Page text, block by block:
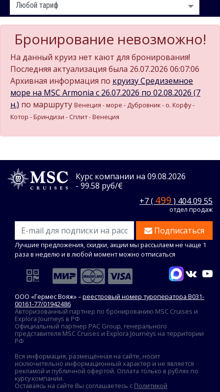
Бронирование невозможно!
На данный круиз нет кают для бронирования!
Последняя актуализация была 26.07.2026 06:07:06
Архивная информация по круизу Средиземное
море на MSC Armonia c 26.07.2026 по 02.08.2026 (7
н.) по маршруту Венеция - море - Дубровник - о. Корфу -
Котор - Бриндизи - Сплит - Венеция
Курс компании на 09.08.2026
- 99.58 руб/€
+7 ( 499 ) 404 09 55
отдел продаж
Подписаться
Лучшие предложения, скидки, акции мы рассылаем не чаще 1
раза в неделю и в любой момент можно отписаться
ООО «Гермес Вояж» –реестровый номер туроператора В031-
00161-77/01942486
Авторизованный партнер по бронированию MSC Cruises и
Explora Journeys в РФ
Официальный партнер PAC Group, генерального
представителя MSC Cruises и Explora Journeys на территории
РФ
Вся информация, размещённая на сайте, носит
исключительно информационный характер и не является
рекламой и публичной офертой. Оплата только в рублях по
курсу компании.
Оставаясь на сайте Вы соглашаетесь с Политикой